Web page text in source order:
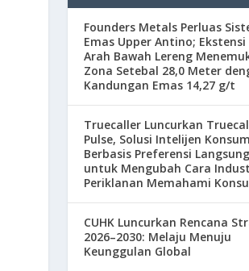
Founders Metals Perluas
Emas Upper Antino; Ekstensi
Arah Bawah Lereng
Zona Setebal 28,0 Meter
Kandungan Emas 14,27 g/t
Truecaller Luncurkan
Pulse, Solusi Intelijen
Berbasis Preferensi Langsung
untuk Mengubah Cara
Periklanan Memahami
CUHK Luncurkan Rencana
2026–2030: Melaju Menuju
Keunggulan Global